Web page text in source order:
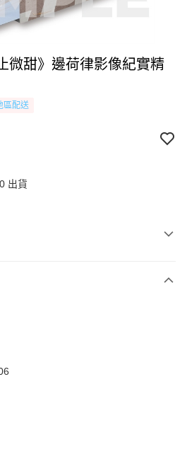
微甜》邊荷律影像紀實精
區配送
出貨
之後才付款」的支付方式。 讓您購物簡單
綁卡、不需儲值。
認證，即可結帳。
，再付款。
】上)免運費